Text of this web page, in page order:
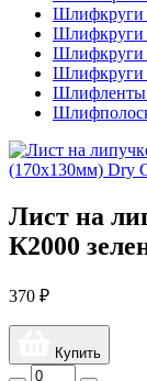
Шлифкруги
Шлифкруги
Шлифкруги
Шлифкруги
Шлифленты
Лист на
К2000
370 ₽
Купить